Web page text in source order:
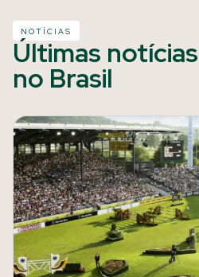
NOTÍCIAS
Últimas
no Brasil